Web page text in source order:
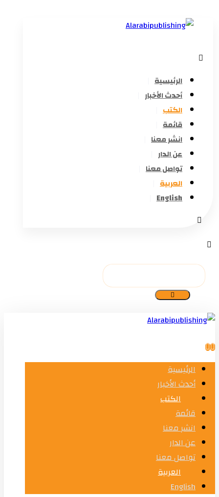
الرئيسية
أحدث الأخبار
الكتب
قائمة
انشر معنا
عن الدار
تواصل معنا
العربية
English
الرئيسية
أحدث الأخبار
الكتب
قائمة
انشر معنا
عن الدار
تواصل معنا
العربية
English